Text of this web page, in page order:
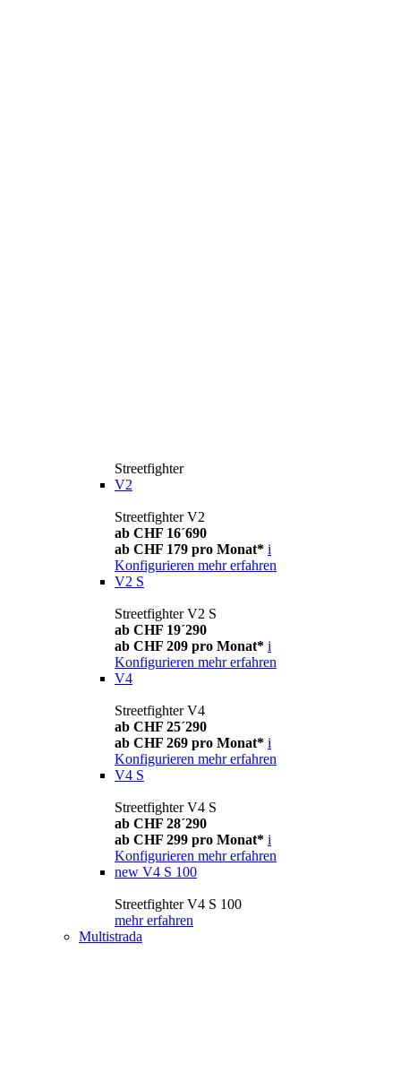
Streetfighter
V2
Streetfighter V2
ab CHF 16´690
ab CHF 179 pro Monat* i
Konfigurieren mehr erfahren
V2 S
Streetfighter V2 S
ab CHF 19´290
ab CHF 209 pro Monat* i
Konfigurieren mehr erfahren
V4
Streetfighter V4
ab CHF 25´290
ab CHF 269 pro Monat* i
Konfigurieren mehr erfahren
V4 S
Streetfighter V4 S
ab CHF 28´290
ab CHF 299 pro Monat* i
Konfigurieren mehr erfahren
new V4 S 100
Streetfighter V4 S 100
mehr erfahren
Multistrada